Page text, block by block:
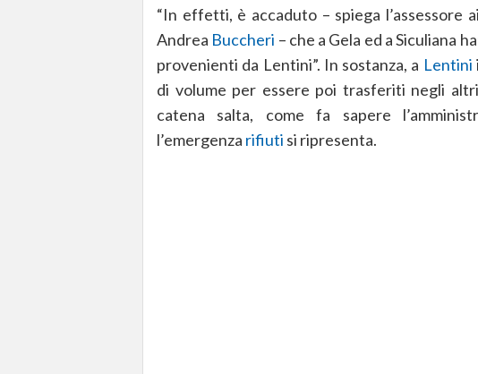
“In effetti, è accaduto – spiega l’assessore ai
Andrea Buccheri – che a Gela ed a Siculiana
provenienti da Lentini”. In sostanza, a Lentini i
di volume per essere poi trasferiti negli
catena salta, come fa sapere
l’emergenza rifiuti si ripresenta.